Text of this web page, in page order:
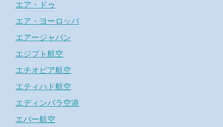
エア・ドゥ
エア・ヨーロッパ
エアージャパン
エジプト航空
エチオピア航空
エティハド航空
エディンバラ空港
エバー航空